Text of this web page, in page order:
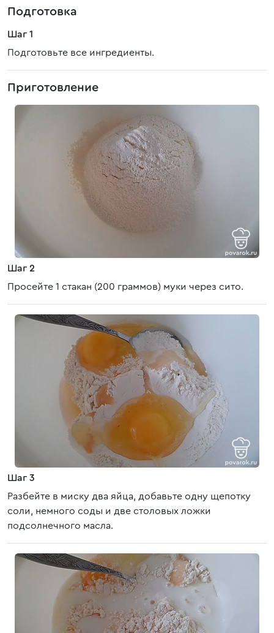
Подготовка
Шаг 1
Подготовьте все ингредиенты.
Приготовление
Шаг 2
Просейте 1 стакан (200 граммов) муки через сито.
Шаг 3
Разбейте в миску два яйца, добавьте одну щепотку
соли, немного соды и две столовых ложки
подсолнечного масла.